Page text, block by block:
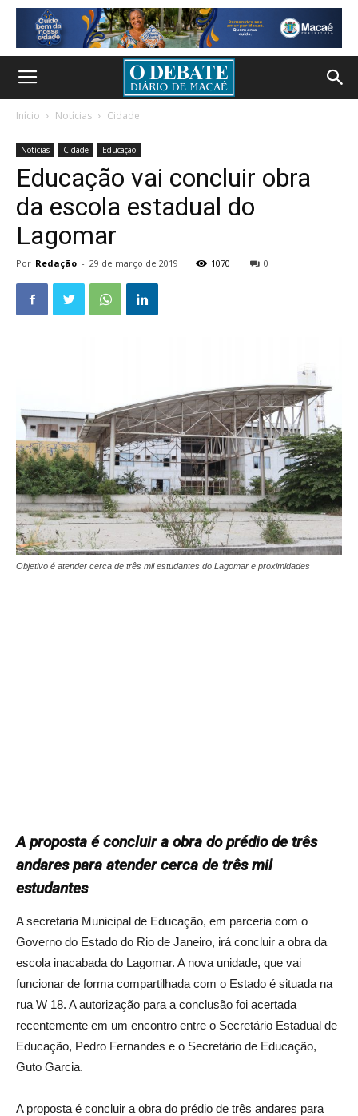
Início Notícias Cidade
Notícias Cidade Educação
Educação vai concluir obra
da escola estadual do
Lagomar
Por Redação - 29 de março de 2019 1070 0
Objetivo é atender cerca de três mil estudantes do Lagomar e proximidades
A proposta é concluir a obra do prédio de três
andares para atender cerca de três mil
estudantes
A secretaria Municipal de Educação, em parceria com o
Governo do Estado do Rio de Janeiro, irá concluir a obra da
escola inacabada do Lagomar. A nova unidade, que vai
funcionar de forma compartilhada com o Estado é situada na
rua W 18. A autorização para a conclusão foi acertada
recentemente em um encontro entre o Secretário Estadual de
Educação, Pedro Fernandes e o Secretário de Educação,
Guto Garcia.
A proposta é concluir a obra do prédio de três andares para